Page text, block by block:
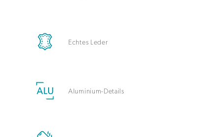
Echtes Leder
Aluminium-Details